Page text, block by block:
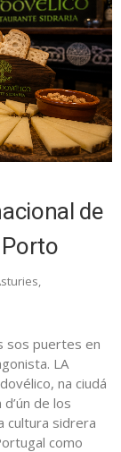
de
,
sos puertes en
LA
na ciudá
de los
cultura sidrera
como